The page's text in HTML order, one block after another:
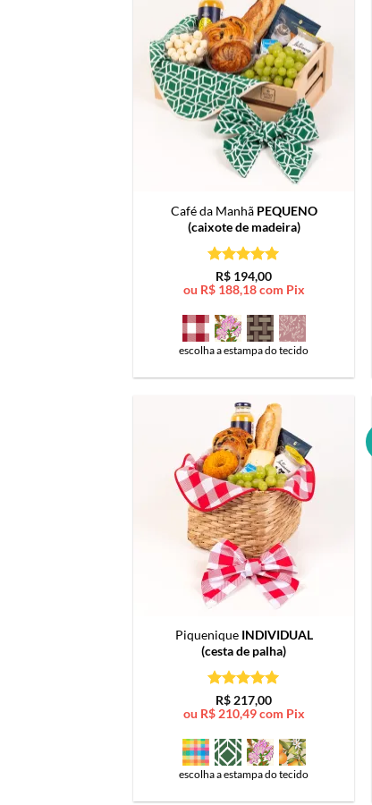
Café da Manhã PEQUENO
(caixote de madeira)
Avaliação5
de 5
R$ 194,00
ou R$188,18com Pix
escolha a estampa do tecido
Piquenique INDIVIDUAL
(cesta de palha)
Avaliação5
de 5
R$ 217,00
ou R$210,49com Pix
escolha a estampa do tecido